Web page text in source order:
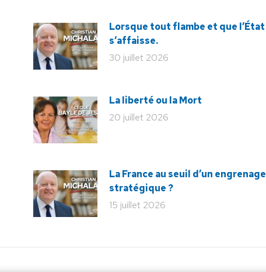
Lorsque tout flambe et que l’État
s’affaisse.
30 juillet 2026
La liberté ou la Mort
20 juillet 2026
La France au seuil d’un engrenage
stratégique ?
15 juillet 2026